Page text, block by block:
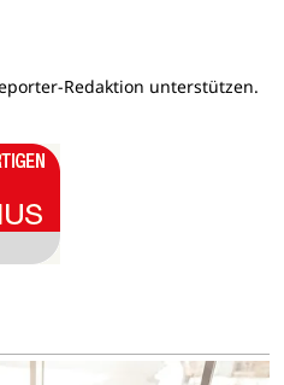
Redaktion unterstützen.